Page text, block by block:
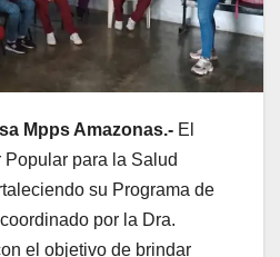
Mpps Amazonas.- El
para la Salud
su Programa de
por la Dra.
el objetivo de brindar